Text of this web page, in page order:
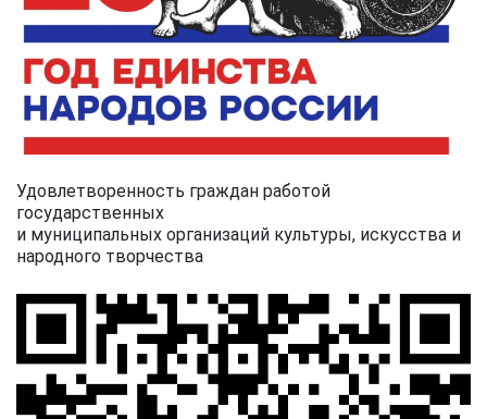
Удовлетворенность граждан работой
государственных
и муниципальных организаций культуры, искусства и
народного творчества